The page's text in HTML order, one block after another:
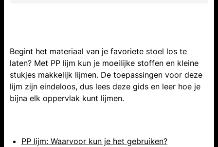
Begint het materiaal van je favoriete stoel los te
laten? Met PP lijm kun je moeilijke stoffen en kleine
stukjes makkelijk lijmen. De toepassingen voor deze
lijm zijn eindeloos, dus lees deze gids en leer hoe je
bijna elk oppervlak kunt lijmen.
PP lijm: Waarvoor kun je het gebruiken?